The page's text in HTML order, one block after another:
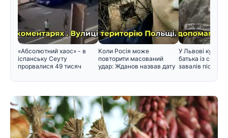
«Абсолютний хаос» - в
іспанську Сеуту
прорвалися 49 тисяч
Коли Росія може
повторити масований
удар: Жданов назвав дату
У Львові
батька із сином
завалів після